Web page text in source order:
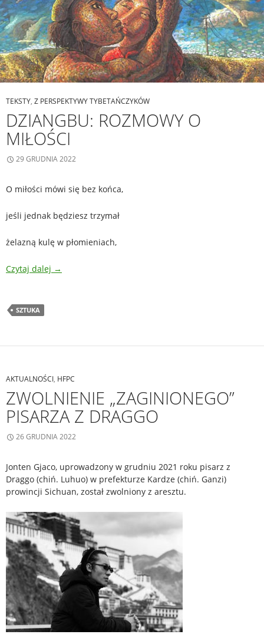
TEKSTY, Z PERSPEKTYWY TYBETAŃCZYKÓW
DZIANGBU: ROZMOWY O
MIŁOŚCI
29 GRUDNIA 2022
O miłości mówi się bez końca,
jeśli jednak będziesz trzymał
żelazną kulę w płomieniach,
Czytaj dalej →
SZTUKA
AKTUALNOŚCI, HFPC
ZWOLNIENIE „ZAGINIONEGO”
PISARZA Z DRAGGO
26 GRUDNIA 2022
Jonten Gjaco, uprowadzony w grudniu 2021 roku pisarz z
Draggo (chiń. Luhuo) w prefekturze Kardze (chiń. Ganzi)
prowincji Sichuan, został zwolniony z aresztu.